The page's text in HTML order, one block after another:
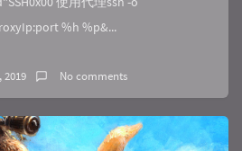
%h %p&...
2019 No comments